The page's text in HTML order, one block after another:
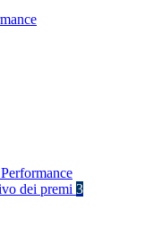
dei premi 3